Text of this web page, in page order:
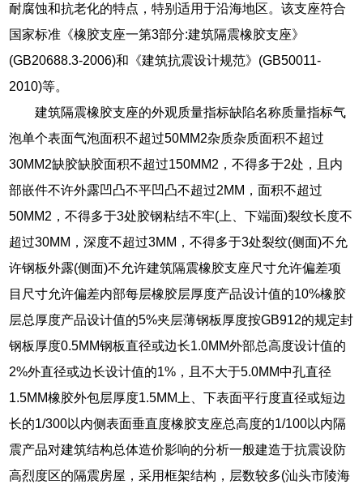
耐腐蚀和抗老化的特点，特别适用于沿海地区。该支座符合
国家标准《橡胶支座一第3部分:建筑隔震橡胶支座》
(GB20688.3-2006)和《建筑抗震设计规范》(GB50011-
2010)等。
建筑隔震橡胶支座的外观质量指标缺陷名称质量指标气
泡单个表面气泡面积不超过50MM2杂质杂质面积不超过
30MM2缺胶缺胶面积不超过150MM2，不得多于2处，且内
部嵌件不许外露凹凸不平凹凸不超过2MM，面积不超过
50MM2，不得多于3处胶钢粘结不牢(上、下端面)裂纹长度不
超过30MM，深度不超过3MM，不得多于3处裂纹(侧面)不允
许钢板外露(侧面)不允许建筑隔震橡胶支座尺寸允许偏差项
目尺寸允许偏差内部每层橡胶层厚度产品设计值的10%橡胶
层总厚度产品设计值的5%夹层薄钢板厚度按GB912的规定封
钢板厚度0.5MM钢板直径或边长1.0MM外部总高度设计值的
2%外直径或边长设计值的1%，且不大于5.0MM中孔直径
1.5MM橡胶外包层厚度1.5MM上、下表面平行度直径或短边
长的1/300以内侧表面垂直度橡胶支座总高度的1/100以内隔
震产品对建筑结构总体造价影响的分析一般建造于抗震设防
高烈度区的隔震房屋，采用框架结构，层数较多(汕头市陵海